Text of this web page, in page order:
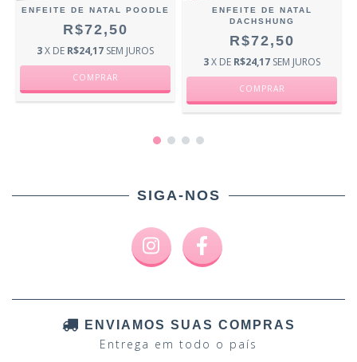
ENFEITE DE NATAL POODLE
R$72,50
3X DE R$24,17 SEM JUROS
ENFEITE DE NATAL
DACHSHUNG
R$72,50
3X DE R$24,17 SEM JUROS
SIGA-NOS
ENVIAMOS SUAS COMPRAS
Entrega em todo o país